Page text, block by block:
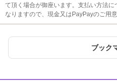
て頂く場合が御座います。支払い方法
なりますので、現金又はPayPayのご用
ブック